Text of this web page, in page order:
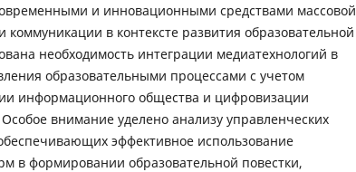
и инновационными средствами массовой
в контексте развития образовательной
необходимость интеграции медиатехнологий в
образовательными процессами с учетом
информационного общества и цифровизации
внимание уделено анализу управленческих
эффективное использование
в формировании образовательной повестки,